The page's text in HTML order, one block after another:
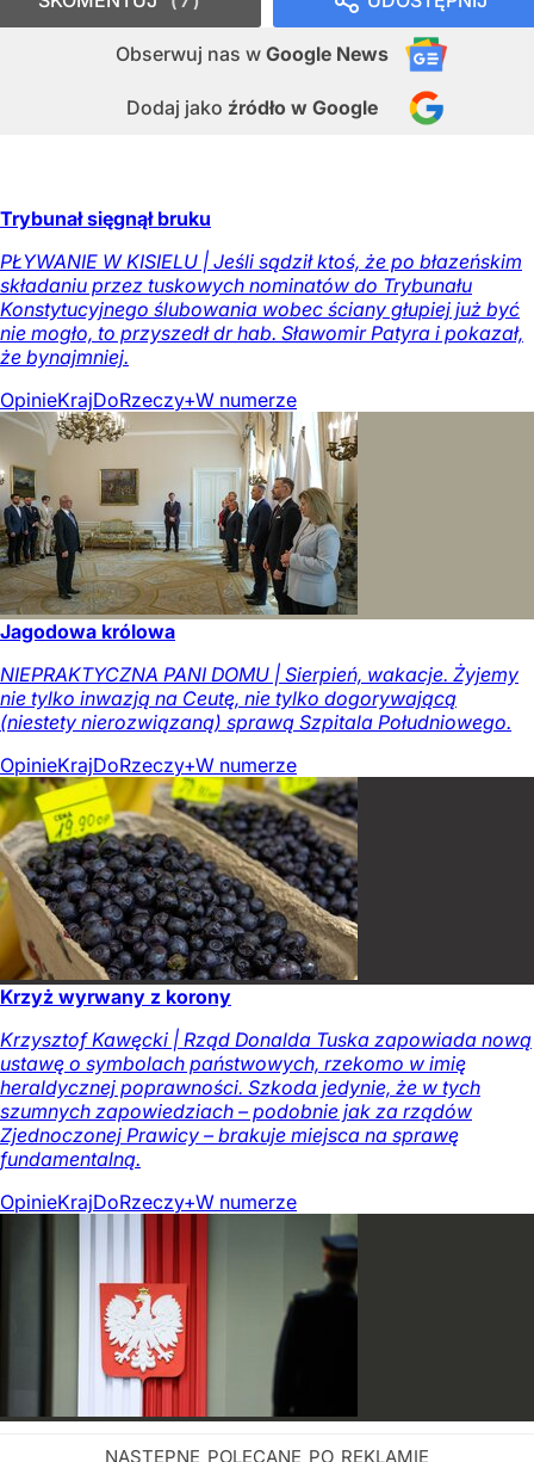
Obserwuj nas w Google News
Dodaj jako źródło w Google
Trybunał sięgnął bruku
PŁYWANIE W KISIELU | Jeśli sądził ktoś, że po błazeńskim
składaniu przez tuskowych nominatów do Trybunału
Konstytucyjnego ślubowania wobec ściany głupiej już być
nie mogło, to przyszedł dr hab. Sławomir Patyra i pokazał,
że bynajmniej.
OpinieKrajDoRzeczy+W numerze
Jagodowa królowa
NIEPRAKTYCZNA PANI DOMU | Sierpień, wakacje. Żyjemy
nie tylko inwazją na Ceutę, nie tylko dogorywającą
(niestety nierozwiązaną) sprawą Szpitala Południowego.
OpinieKrajDoRzeczy+W numerze
Krzyż wyrwany z korony
Krzysztof Kawęcki | Rząd Donalda Tuska zapowiada nową
ustawę o symbolach państwowych, rzekomo w imię
heraldycznej poprawności. Szkoda jedynie, że w tych
szumnych zapowiedziach – podobnie jak za rządów
Zjednoczonej Prawicy – brakuje miejsca na sprawę
fundamentalną.
OpinieKrajDoRzeczy+W numerze